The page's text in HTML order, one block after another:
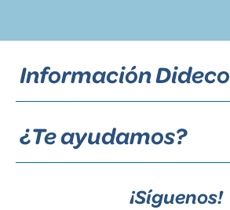
Información Dideco
¿Te ayudamos?
¡Síguenos!